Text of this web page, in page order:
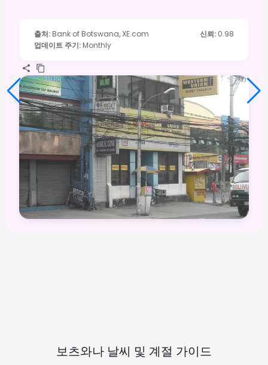
출처: Bank of Botswana, XE.com 신뢰: 0.98
업데이트 주기: Monthly
보츠와나 날씨 및 계절 가이드